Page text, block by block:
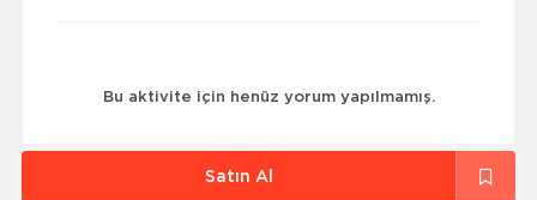
Bu aktivite için henüz yorum yapılmamış.
Satın Al